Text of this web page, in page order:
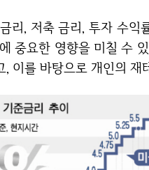
중요한 영향을 미칠 수
이를 바탕으로 개인의 재